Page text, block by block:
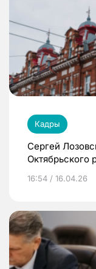
Кадры
Сергей
Октябрьского
16:54 / 16.04.26